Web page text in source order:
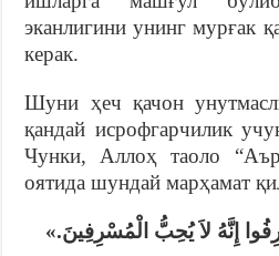
эканлигини унинг мурғак
керак.
Шуни ҳеч қачон
қандай исрофгарчилик
Чунки, Аллоҳ таоло
оятида шундай марҳамат
إِنَّهُ لاَ يُحِبُّ الْمُسْرِفِينَ.»